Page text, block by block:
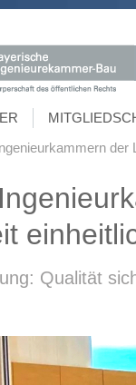
der
Qualität